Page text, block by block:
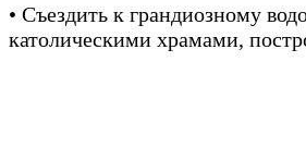
• Съездить к грандиозному
католическими храмами,